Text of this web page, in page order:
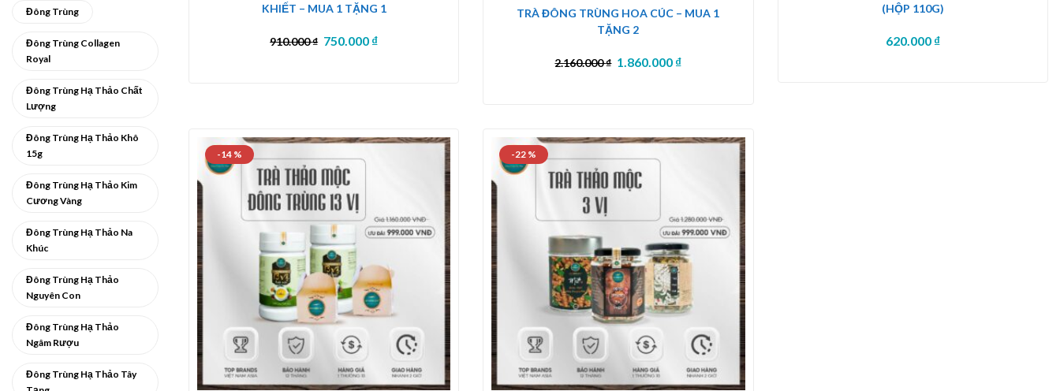
Đông Trùng
Đông Trùng Collagen
Royal
Đông Trùng Hạ Thảo Chất
Lượng
Đông Trùng Hạ Thảo Khô
15g
Đông Trùng Hạ Thảo Kim
Cương Vàng
Đông Trùng Hạ Thảo Na
Khúc
Đông Trùng Hạ Thảo
Nguyên Con
Đông Trùng Hạ Thảo
Ngâm Rượu
Đông Trùng Hạ Thảo Tây
KHIẾT – MUA 1 TẶNG 1
910.000₫ 750.000 ₫
xếp
hạng
5.005
TRÀ ĐÔNG TRÙNG HOA CÚC – MUA 1
TẶNG 2
2.160.000₫ 1.860.000 ₫
(HỘP 110G)
620.000 ₫
-14 % -22 %